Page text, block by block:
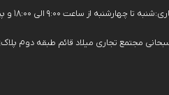
از ساعت 9:00 الی 18:00 و پنجشنبه از ساعت 9:00 الی 13:00
تجاری میلاد قائم طبقه دوم پلاک۵۸۹ فروشگاه یدک پمپ